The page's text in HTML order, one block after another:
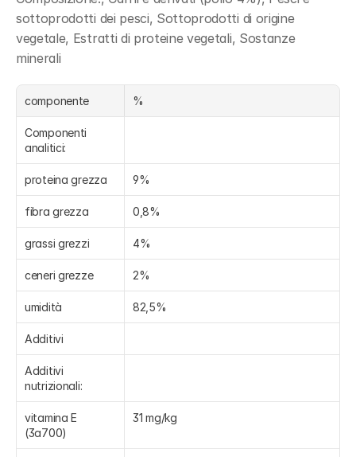
sottoprodotti dei pesci, Sottoprodotti di origine
vegetale, Estratti di proteine vegetali, Sostanze
minerali
componente %
Componenti
analitici:
proteina grezza 9%
fibra grezza 0,8%
grassi grezzi 4%
ceneri grezze 2%
umidità 82,5%
Additivi
Additivi
nutrizionali:
vitamina E
(3a700)
31 mg/kg